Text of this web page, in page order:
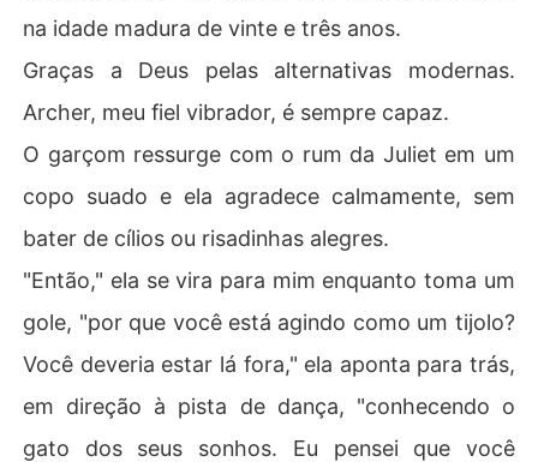
na idade madura de vinte e três anos.
Graças a Deus pelas alternativas modernas.
Archer, meu fiel vibrador, é sempre capaz.
O garçom ressurge com o rum da Juliet em um
copo suado e ela agradece calmamente, sem
bater de cílios ou risadinhas alegres.
"Então," ela se vira para mim enquanto toma um
gole, "por que você está agindo como um tijolo?
Você deveria estar lá fora," ela aponta para trás,
em direção à pista de dança, "conhecendo o
gato dos seus sonhos. Eu pensei que você